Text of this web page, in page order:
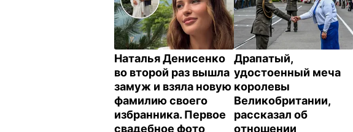
Наталья Денисенко
во второй раз вышла
замуж и взяла новую
фамилию своего
избранника. Первое
свадебное фото
Драпатый,
удостоенный меча
королевы
Великобритании,
рассказал об
отношении